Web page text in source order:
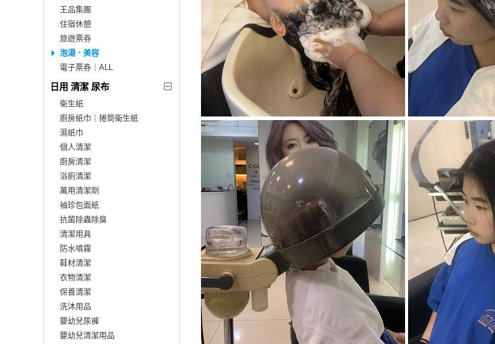
王品集團
住宿休憩
旅遊票券
泡湯．美容
電子票券｜ALL
日用 清潔 尿布
衛生紙
廚房紙巾｜捲筒衛生紙
濕紙巾
個人清潔
廚房清潔
浴廁清潔
萬用清潔劑
袖珍包面紙
抗菌除蟲除臭
清潔用具
防水噴霧
鞋材清潔
衣物清潔
保養清潔
洗沐用品
嬰幼兒尿褲
嬰幼兒清潔用品